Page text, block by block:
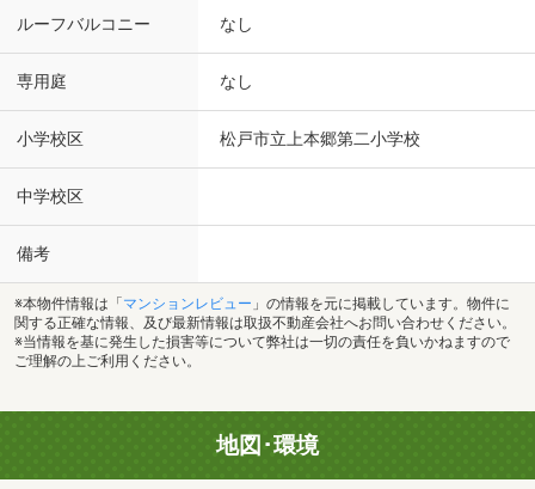
ルーフバルコニー なし
専用庭 なし
小学校区 松戸市立上本郷第二小学校
中学校区
備考
※本物件情報は「 マンションレビュー 」の情報を元に掲載しています。物件に
関する正確な情報、及び最新情報は取扱不動産会社へお問い合わせください。
※当情報を基に発生した損害等について弊社は一切の責任を負いかねますので
ご理解の上ご利用ください。
地図･環境